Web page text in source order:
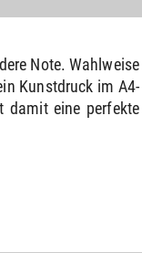
Note. Wahlweise
Kunstdruck im A4-
damit eine perfekte